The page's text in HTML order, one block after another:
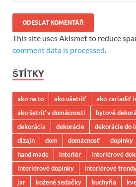
This site uses Akismet to reduce
comment data is processed.
ŠTÍTKY
ako na to ako ušetriť
ako zariadiť
ako šetriť v domácnosti
bytové
dekorácia
dekorácie dekorácie do
dizajn
dom domácnosť doplnky
hand made
interiér
interiérové
interiérové doplnky
interiérové
jar
kožené sedačky kuchyňa